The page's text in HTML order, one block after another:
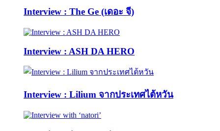
Interview : The Ge (เดอะ จี)
Interview : ASH DA HERO
Interview : Lilium จากประเทศไต้หวัน